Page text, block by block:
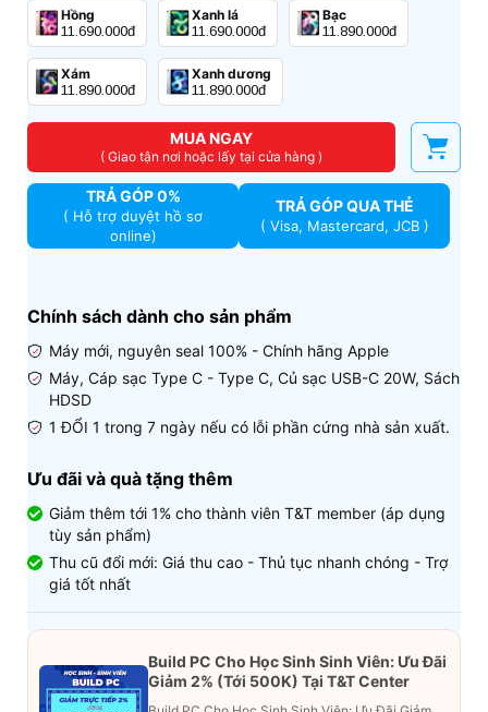
Hồng
11.690.000đ
Xanh lá
11.690.000đ
Bạc
11.890.000đ
Xám
11.890.000đ
Xanh dương
11.890.000đ
MUA NGAY
( Giao tận nơi hoặc lấy tại cửa hàng )
TRẢ GÓP 0%
( Hỗ trợ duyệt hồ sơ
online)
TRẢ GÓP QUA THẺ
( Visa, Mastercard, JCB )
Chính sách dành cho sản phẩm
Máy mới, nguyên seal 100% - Chính hãng Apple
Máy, Cáp sạc Type C - Type C, Củ sạc USB-C 20W, Sách
HDSD
1 ĐỔI 1 trong 7 ngày nếu có lỗi phần cứng nhà sản xuất.
Ưu đãi và quà tặng thêm
Giảm thêm tới 1% cho thành viên T&T member (áp dụng
tùy sản phẩm)
Thu cũ đổi mới: Giá thu cao - Thủ tục nhanh chóng - Trợ
giá tốt nhất
Build PC Cho Học Sinh Sinh Viên: Ưu Đãi
Giảm 2% (Tới 500K) Tại T&T Center